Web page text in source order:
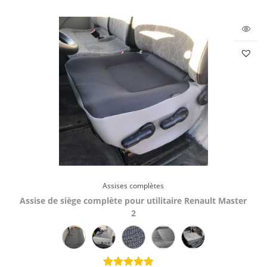
Assises complètes
Assise de siège complète pour utilitaire Renault Master
2